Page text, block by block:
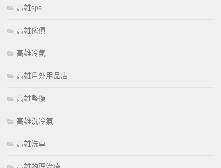
高雄spa
高雄傢俱
高雄冷氣
高雄戶外用品店
高雄整復
高雄洗冷氣
高雄洗車